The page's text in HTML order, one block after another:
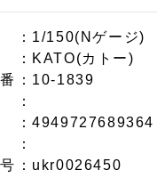
：1/150(Nゲージ)
：KATO(カトー)
：10-1839
：
：4949727689364
：
：ukr0026450